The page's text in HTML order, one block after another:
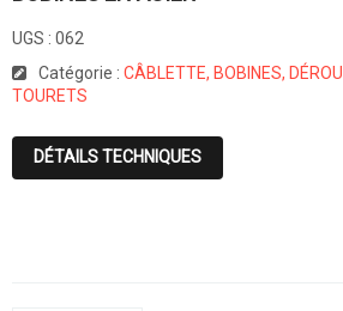
UGS : 062
Catégorie : CÂBLETTE, BOBINES,
TOURETS
DÉTAILS TECHNIQUES